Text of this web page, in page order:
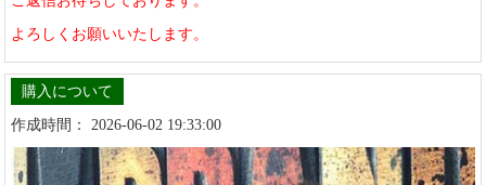
よろしくお願いいたします。
購入について
作成時間： 2026-06-02 19:33:00